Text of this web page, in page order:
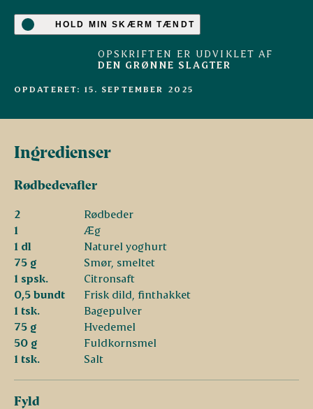
HOLD MIN SKÆRM TÆNDT
OPSKRIFTEN ER UDVIKLET AF
DEN GRØNNE SLAGTER
OPDATERET: 15. SEPTEMBER 2025
Ingredienser
Rødbedevafler
2
Rødbeder
1
Æg
1 dl
Naturel yoghurt
75 g
Smør, smeltet
1 spsk.
Citronsaft
0,5 bundt
Frisk dild, finthakket
1 tsk.
Bagepulver
75 g
Hvedemel
50 g
Fuldkornsmel
1 tsk.
Salt
Fyld